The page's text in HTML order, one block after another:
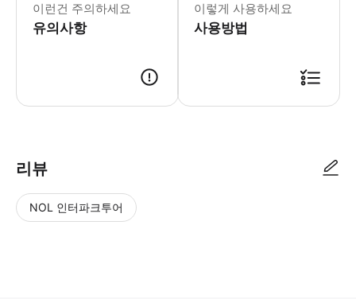
이런건 주의하세요
유의사항
이렇게 사용하세요
사용방법
리뷰
NOL 인터파크투어